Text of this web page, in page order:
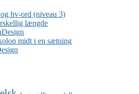
hv-ord (niveau 3)
længde
midt i en sætning